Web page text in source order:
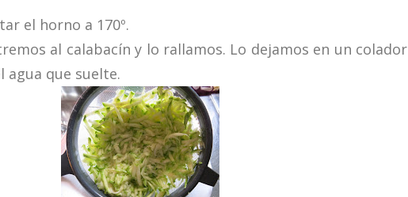
el horno a 170º.
al calabacín y lo rallamos. Lo dejamos en un colador
agua que suelte.